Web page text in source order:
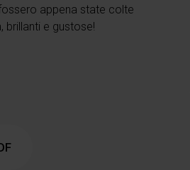
appena state colte
brillanti e gustose!